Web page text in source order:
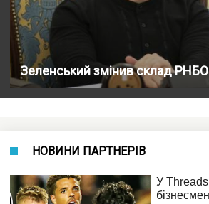
Зеленський змінив склад РНБО
НОВИНИ ПАРТНЕРІВ